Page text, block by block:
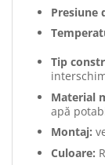
Presiune
Tip
Material
apă
Montaj:
Culoare: